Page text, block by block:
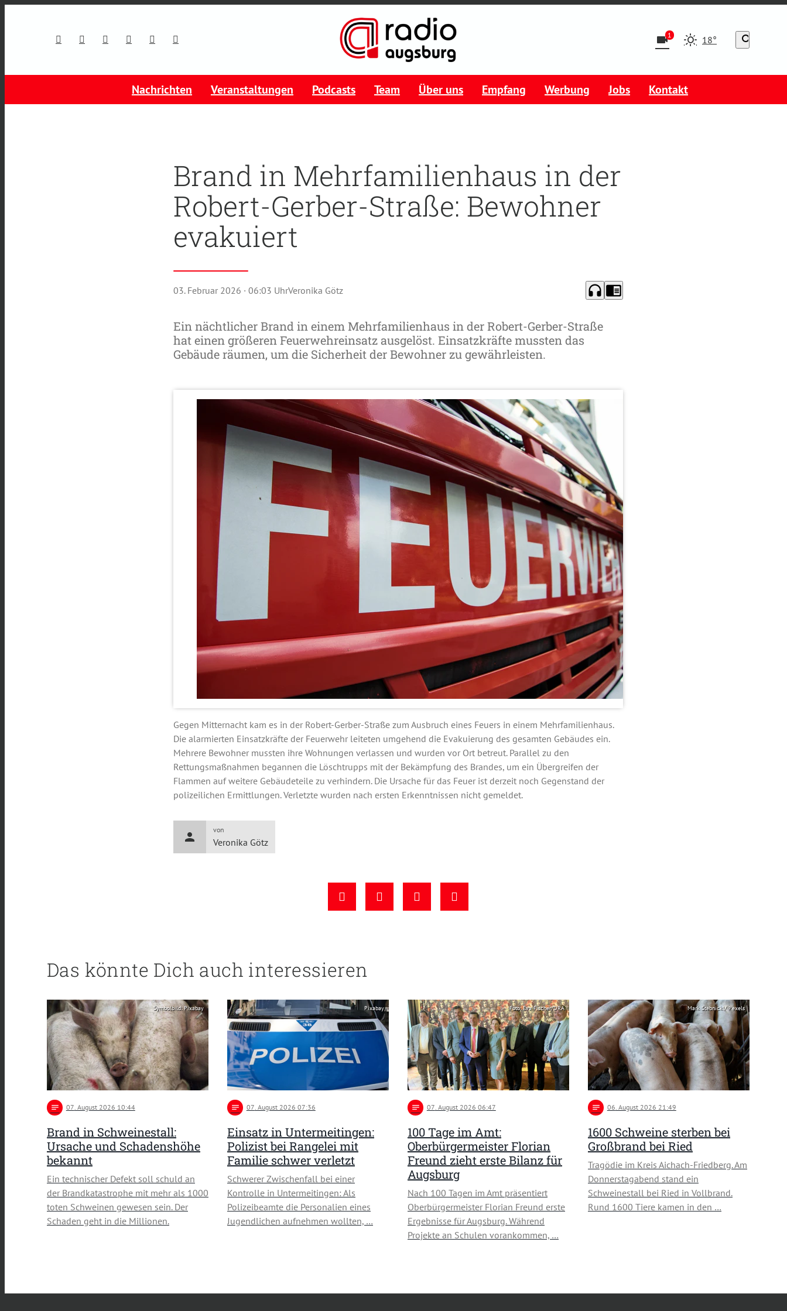
videocam1 18° search
Nachrichten Veranstaltungen Podcasts Team Über uns Empfang Werbung Jobs Kontakt
Brand in Mehrfamilienhaus in der
Robert-Gerber-Straße: Bewohner
evakuiert
03. Februar 2026 · 06:03 UhrVeronika Götz headphones chrome_reader_mode
Ein nächtlicher Brand in einem Mehrfamilienhaus in der Robert-Gerber-Straße
hat einen größeren Feuerwehreinsatz ausgelöst. Einsatzkräfte mussten das
Gebäude räumen, um die Sicherheit der Bewohner zu gewährleisten.
Gegen Mitternacht kam es in der Robert-Gerber-Straße zum Ausbruch eines Feuers in einem Mehrfamilienhaus.
Die alarmierten Einsatzkräfte der Feuerwehr leiteten umgehend die Evakuierung des gesamten Gebäudes ein.
Mehrere Bewohner mussten ihre Wohnungen verlassen und wurden vor Ort betreut. Parallel zu den
Rettungsmaßnahmen begannen die Löschtrupps mit der Bekämpfung des Brandes, um ein Übergreifen der
Flammen auf weitere Gebäudeteile zu verhindern. Die Ursache für das Feuer ist derzeit noch Gegenstand der
polizeilichen Ermittlungen. Verletzte wurden nach ersten Erkenntnissen nicht gemeldet.
person
von
Veronika Götz
Das könnte Dich auch interessieren
Symbolbild: Pixabay
notes 07. August 2026 10:44
Brand in Schweinestall:
Ursache und Schadenshöhe
bekannt
Ein technischer Defekt soll schuld an
der Brandkatastrophe mit mehr als 1000
toten Schweinen gewesen sein. Der
Schaden geht in die Millionen.
Pixabay
notes 07. August 2026 07:36
Einsatz in Untermeitingen:
Polizist bei Rangelei mit
Familie schwer verletzt
Schwerer Zwischenfall bei einer
Kontrolle in Untermeitingen: Als
Polizeibeamte die Personalien eines
Jugendlichen aufnehmen wollten, …
Foto: Eva Fischer/DRA
notes 07. August 2026 06:47
100 Tage im Amt:
Oberbürgermeister Florian
Freund zieht erste Bilanz für
Augsburg
Nach 100 Tagen im Amt präsentiert
Oberbürgermeister Florian Freund erste
Ergebnisse für Augsburg. Während
Projekte an Schulen vorankommen, …
Mark Stebnickl/ Pexels
notes 06. August 2026 21:49
1600 Schweine sterben bei
Großbrand bei Ried
Tragödie im Kreis Aichach-Friedberg. Am
Donnerstagabend stand ein
Schweinestall bei Ried in Vollbrand.
Rund 1600 Tiere kamen in den …